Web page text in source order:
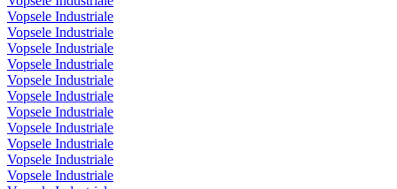
Vopsele Industriale
Vopsele Industriale
Vopsele Industriale
Vopsele Industriale
Vopsele Industriale
Vopsele Industriale
Vopsele Industriale
Vopsele Industriale
Vopsele Industriale
Vopsele Industriale
Vopsele Industriale